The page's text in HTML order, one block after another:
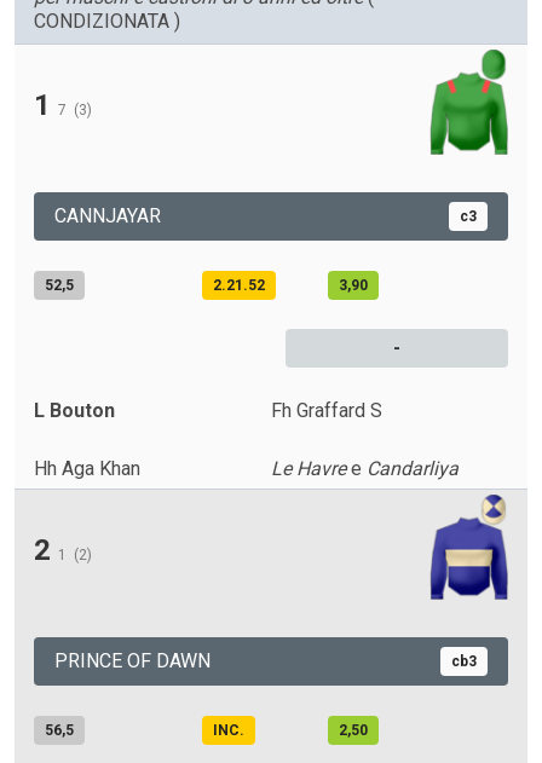
CONDIZIONATA )
1 7 (3)
CANNJAYAR c3
52,5 2.21.52 3,90
-
L Bouton Fh Graffard S
Hh Aga Khan Le Havree Candarliya
2 1 (2)
PRINCE OF DAWN cb3
56,5 INC. 2,50